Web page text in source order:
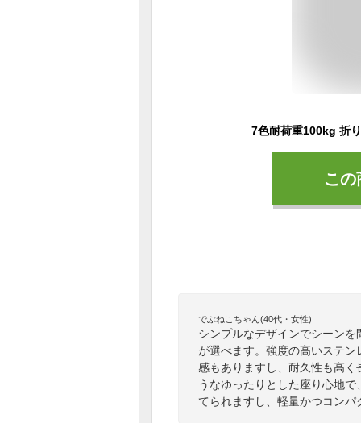
こ
でぶねこちゃん(40代・女性)
シンプルなデザインでシーン
が選べます。強度の高いステ
感もありますし、耐久性も高
うなゆったりとした座り心地
てられますし、軽量かつコン